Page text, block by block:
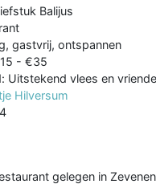
Balijus
gastvrij, ontspannen
- €35
Uitstekend vlees en
Hilversum
gelegen in